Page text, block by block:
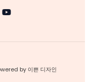
by 이쁜 디자인